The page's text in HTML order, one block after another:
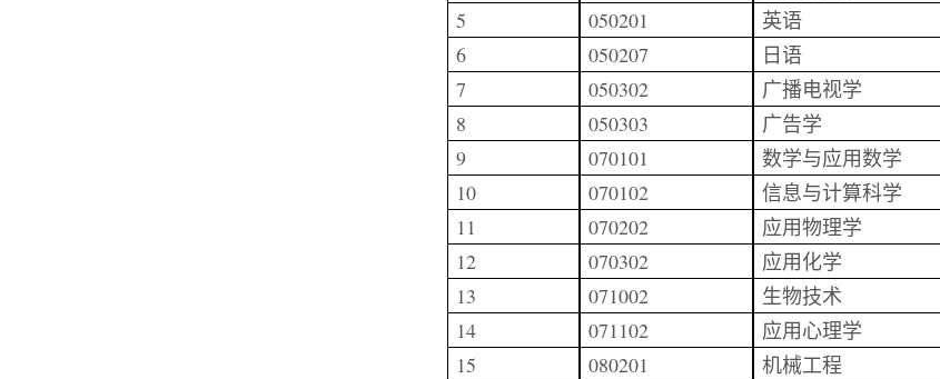
5
050201 英语
6
050207 日语
7
050302 广播电视学
8
050303 广告学
9
070101 数学与应用数学
10
070102 信息与计算科学
11
070202 应用物理学
12
070302 应用化学
13
071002 生物技术
14
071102 应用心理学
15
080201 机械工程